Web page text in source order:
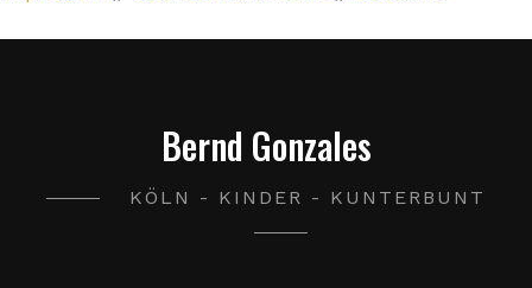
Bernd Gonzales
KÖLN - KINDER - KUNTERBUNT